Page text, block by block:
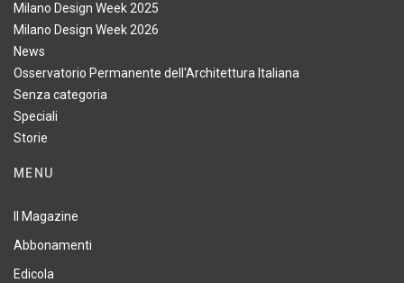
Milano Design Week 2025
Milano Design Week 2026
News
Osservatorio Permanente dell'Architettura Italiana
Senza categoria
Speciali
Storie
MENU
Il Magazine
Abbonamenti
Edicola